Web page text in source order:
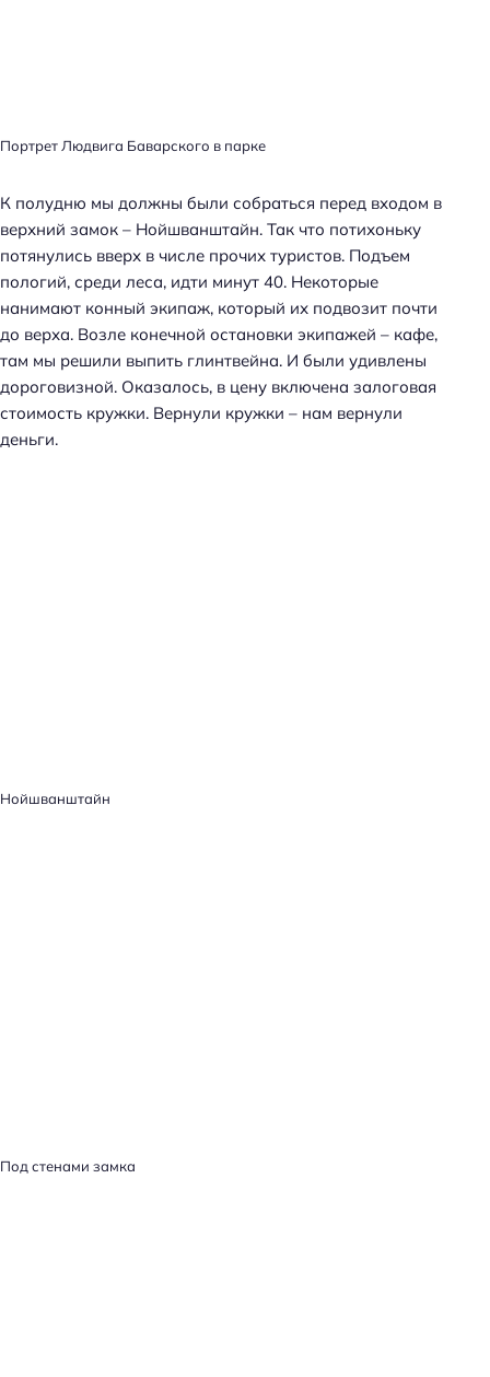
Портрет Людвига Баварского в парке
К полудню мы должны были собраться перед входом в
верхний замок – Нойшванштайн. Так что потихоньку
потянулись вверх в числе прочих туристов. Подъем
пологий, среди леса, идти минут 40. Некоторые
нанимают конный экипаж, который их подвозит почти
до верха. Возле конечной остановки экипажей – кафе,
там мы решили выпить глинтвейна. И были удивлены
дороговизной. Оказалось, в цену включена залоговая
стоимость кружки. Вернули кружки – нам вернули
деньги.
Нойшванштайн
Под стенами замка